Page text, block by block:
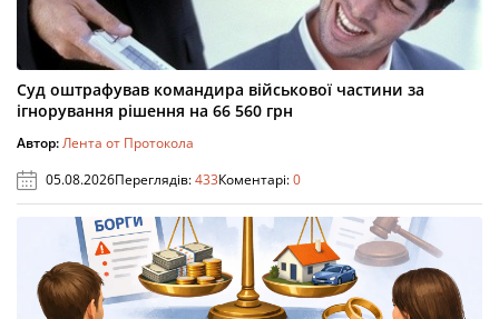
Суд оштрафував командира військової частини за
ігнорування рішення на 66 560 грн
Автор:Лента от Протокола
05.08.2026Переглядів:433Коментарі:0